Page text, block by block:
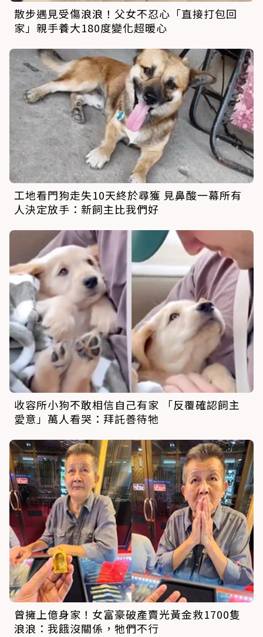
散步遇見受傷浪浪！父女不忍心「直接打包回
家」親手養大180度變化超暖心
工地看門狗走失10天終於尋獲 見鼻酸一幕所有
人決定放手：新飼主比我們好
收容所小狗不敢相信自己有家 「反覆確認飼主
愛意」萬人看哭：拜託善待牠
曾擁上億身家！女富豪破產賣光黃金救1700隻
浪浪：我餓沒關係，牠們不行